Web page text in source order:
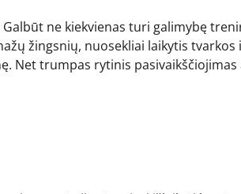
ne kiekvienas turi galimybę
žingsnių, nuosekliai laikytis tvarkos
Net trumpas rytinis pasivaikščiojimas